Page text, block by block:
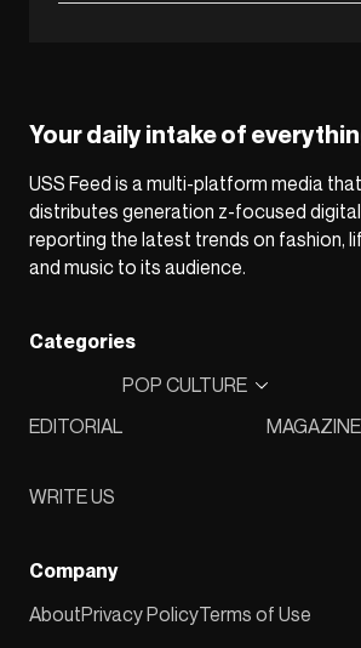
Your daily intake of
USS Feed is a multi-platform media
distributes generation z-focused
reporting the latest trends on fashion,
and music to its audience.
Categories
EDITORIAL
POP CULTURE
WRITE US
Company
AboutPrivacy PolicyTerms of Use